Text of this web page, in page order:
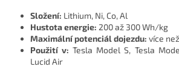
Složení: Lithium, Ni, Co, Al
Hustota energie: 200 až 300 Wh/kg
Maximální potenciál dojezdu: více
Použití v: Tesla Model S, Tesla
Lucid Air